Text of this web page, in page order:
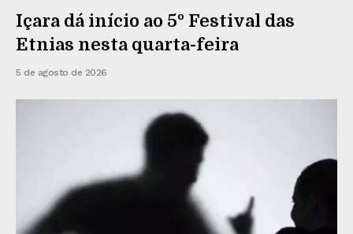
Içara dá início ao 5º Festival das
Etnias nesta quarta-feira
5 de agosto de 2026